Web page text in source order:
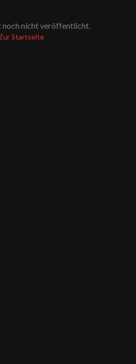
noch nicht veröffentlicht.
Startseite